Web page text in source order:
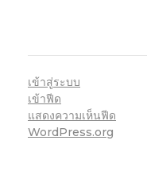
เข้าสู่ระบบ
เข้าฟีด
แสดงความเห็นฟีด
WordPress.org